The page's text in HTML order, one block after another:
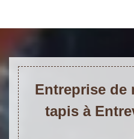
Entreprise de
tapis à